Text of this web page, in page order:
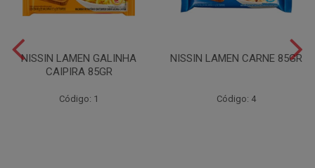
NISSIN LAMEN GALINHA
CAIPIRA 85GR
Código: 1
NISSIN LAMEN CARNE 85GR
Código: 4